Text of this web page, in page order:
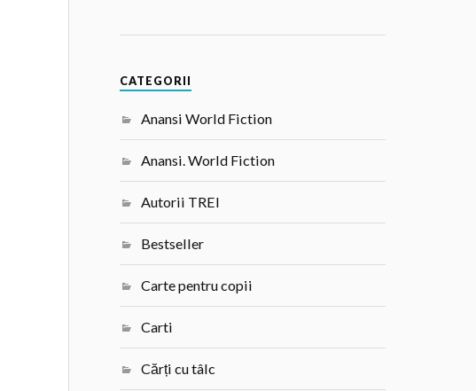
CATEGORII
Anansi World Fiction
Anansi. World Fiction
Autorii TREI
Bestseller
Carte pentru copii
Carti
Cărți cu tâlc